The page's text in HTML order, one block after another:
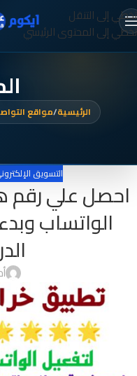
تخطي إلى التنقل
تخطي إلى المحتوى الرئيسي
الرئيسية/مواقع
التسويق
احصل علي رقم
الواتساب